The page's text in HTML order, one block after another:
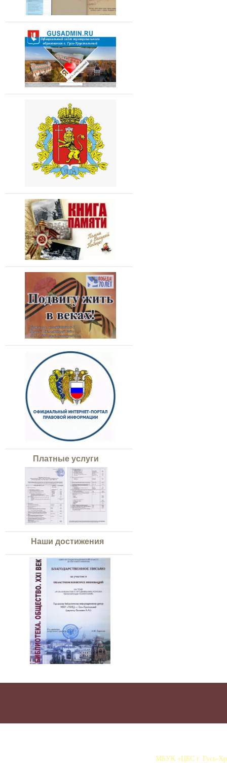
Платные услуги
Наши достижения
МБУК «ЦБС г. Гусь-